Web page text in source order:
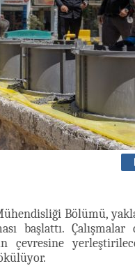
Bölümü,
başlattı.
çevresine